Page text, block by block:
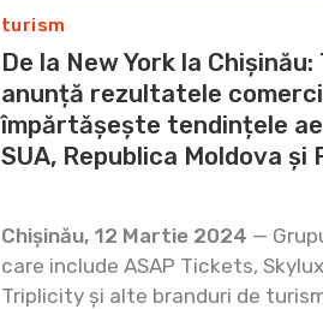
turism
De la New York la
anunță rezultatele
împărtășește tendințele
SUA, Republica Moldova și
Chișinău, 12 Martie 2024 —
care include ASAP Tickets,
Triplicity și alte branduri de